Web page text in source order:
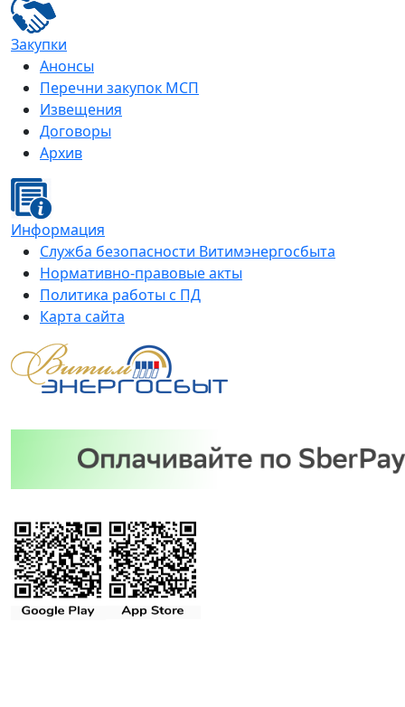
Закупки
Анонсы
Перечни закупок МСП
Извещения
Договоры
Архив
Информация
Служба безопасности Витимэнергосбыта
Нормативно-правовые акты
Политика работы с ПД
Карта сайта